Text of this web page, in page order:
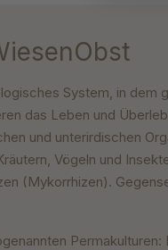
System, in dem
das Leben und
und unterirdischen
Vögeln und
(Mykorrhizen).
Permakulturen: